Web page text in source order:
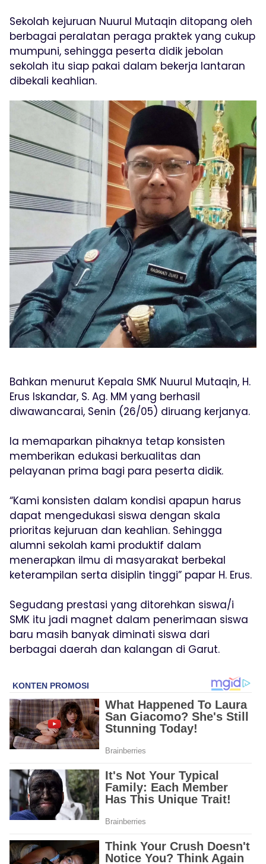
Sekolah kejuruan Nuurul Mutaqin ditopang oleh
berbagai peralatan peraga praktek yang cukup
mumpuni, sehingga peserta didik jebolan
sekolah itu siap pakai dalam bekerja lantaran
dibekali keahlian.
Bahkan menurut Kepala SMK Nuurul Mutaqin, H.
Erus Iskandar, S. Ag. MM yang berhasil
diwawancarai, Senin (26/05) diruang kerjanya.
Ia memaparkan pihaknya tetap konsisten
memberikan edukasi berkualitas dan
pelayanan prima bagi para peserta didik.
“Kami konsisten dalam kondisi apapun harus
dapat mengedukasi siswa dengan skala
prioritas kejuruan dan keahlian. Sehingga
alumni sekolah kami produktif dalam
menerapkan ilmu di masyarakat berbekal
keterampilan serta disiplin tinggi” papar H. Erus.
Segudang prestasi yang ditorehkan siswa/i
SMK itu jadi magnet dalam penerimaan siswa
baru masih banyak diminati siswa dari
berbagai daerah dan kalangan di Garut.